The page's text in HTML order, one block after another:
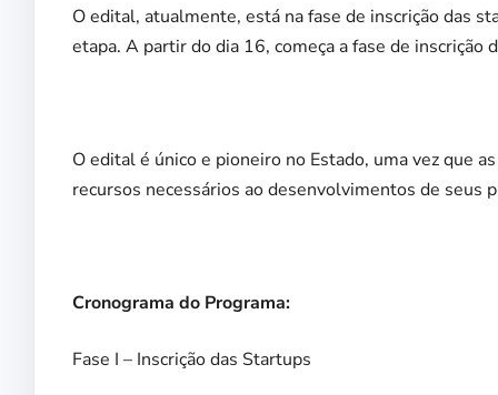
O edital, atualmente, está na fase de inscrição das
etapa. A partir do dia 16, começa a fase de inscrição
O edital é único e pioneiro no Estado, uma vez que
recursos necessários ao desenvolvimentos de seus
Cronograma do Programa:
Fase I – Inscrição das Startups